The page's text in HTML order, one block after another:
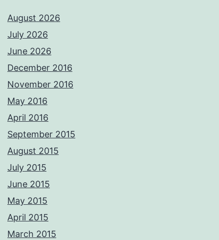
August 2026
July 2026
June 2026
December 2016
November 2016
May 2016
April 2016
September 2015
August 2015
July 2015
June 2015
May 2015
April 2015
March 2015